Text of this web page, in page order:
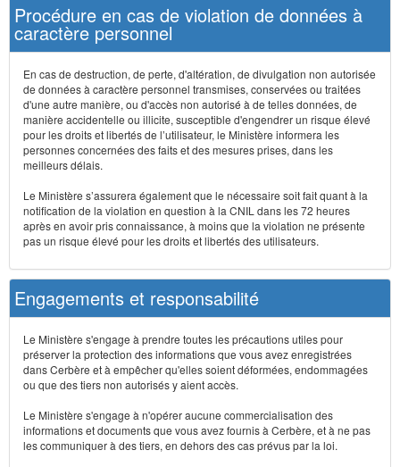
Procédure en cas de violation de données à
caractère personnel
En cas de destruction, de perte, d'altération, de divulgation non autorisée
de données à caractère personnel transmises, conservées ou traitées
d'une autre manière, ou d'accès non autorisé à de telles données, de
manière accidentelle ou illicite, susceptible d'engendrer un risque élevé
pour les droits et libertés de l’utilisateur, le Ministère informera les
personnes concernées des faits et des mesures prises, dans les
meilleurs délais.
Le Ministère s’assurera également que le nécessaire soit fait quant à la
notification de la violation en question à la CNIL dans les 72 heures
après en avoir pris connaissance, à moins que la violation ne présente
pas un risque élevé pour les droits et libertés des utilisateurs.
Engagements et responsabilité
Le Ministère s'engage à prendre toutes les précautions utiles pour
préserver la protection des informations que vous avez enregistrées
dans Cerbère et à empêcher qu'elles soient déformées, endommagées
ou que des tiers non autorisés y aient accès.
Le Ministère s'engage à n'opérer aucune commercialisation des
informations et documents que vous avez fournis à Cerbère, et à ne pas
les communiquer à des tiers, en dehors des cas prévus par la loi.